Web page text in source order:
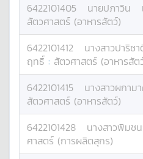
6422101405 นายปภาวิน
สัตวศาสตร์ (อาหารสัตว์)
6422101412 นางสาวปาริชา
ฤทธิ์ : สัตวศาสตร์ (อาหารสัต
6422101415 นางสาวผกาม
สัตวศาสตร์ (อาหารสัตว์)
6422101428 นางสาวพิมช
ศาสตร์ (การผลิตสุกร)